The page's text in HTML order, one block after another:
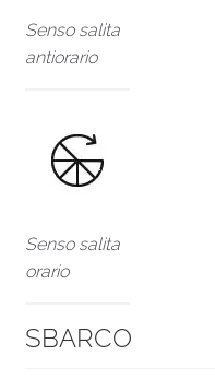
Senso salita
antiorario
Senso salita
orario
SBARCO